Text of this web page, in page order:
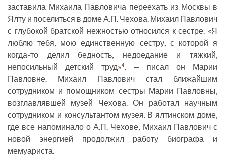
заставила Михаила Павловича переехать из Москвы в
Ялту и поселиться в доме А.П. Чехова. Михаил Павлович
с глубокой братской нежностью относился к сестре. «Я
люблю тебя, мою единственную сестру, с которой я
когда-то делил бедность, недоедание и тяжкий,
непосильный детский труд»4, — писал он Марии
Павловне. Михаил Павлович стал ближайшим
сотрудником и помощником сестры Марии Павловны,
возглавлявшей музей Чехова. Он работал научным
сотрудником и консультантом музея. В ялтинском доме,
где все напоминало о А.П. Чехове, Михаил Павлович с
новой энергией продолжил работу биографа и
мемуариста.